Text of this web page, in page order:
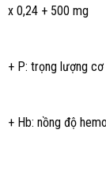
x 0,24 + 500 mg
+ P: trọng lượng
+ Hb: nồng độ